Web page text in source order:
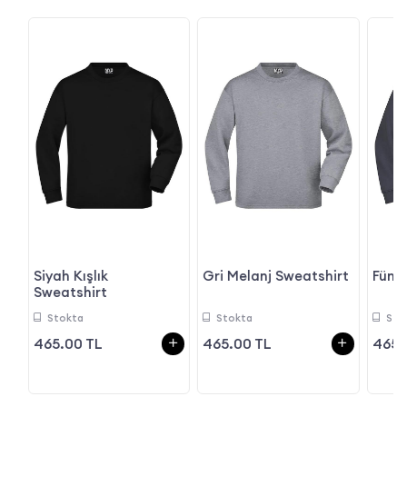
Siyah Kışlık
Sweatshirt
Stokta
465.00 TL
Gri Melanj Sweatshirt
Stokta
465.00 TL